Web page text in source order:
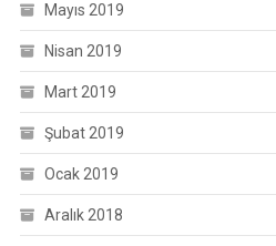
Mayıs 2019
Nisan 2019
Mart 2019
Şubat 2019
Ocak 2019
Aralık 2018